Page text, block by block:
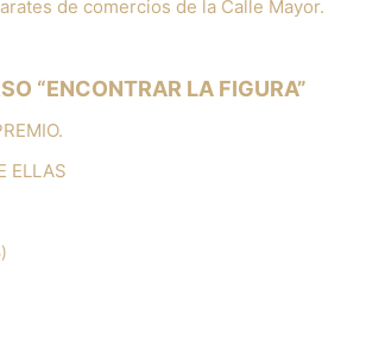
de comercios de la Calle Mayor.
“ENCONTRAR LA FIGURA”
ELLAS